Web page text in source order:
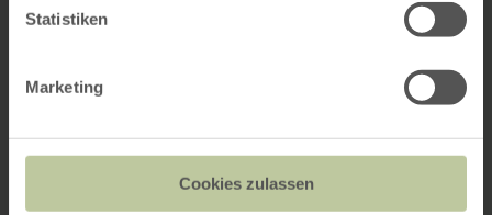
Statistiken
Marketing
Cookies zulassen